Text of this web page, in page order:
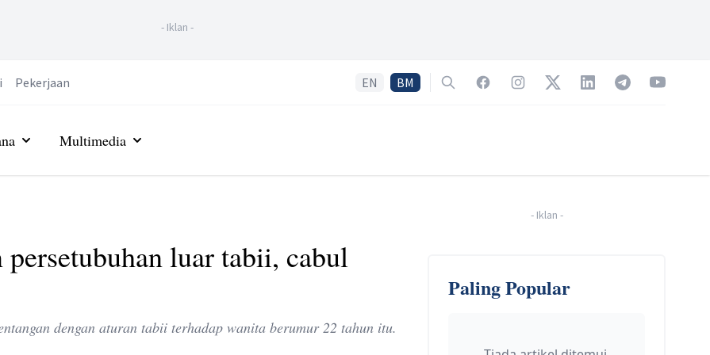
- Iklan -
Pekerjaan EN BM SearchFacebookInstagramTwitterLinkedInTelegramYouTube
Multimedia
luar tabii, cabul
dengan aturan tabii terhadap wanita berumur 22 tahun itu.
- Iklan -
Paling Popular